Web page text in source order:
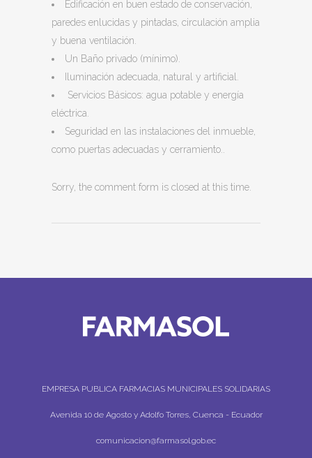
Edificación en buen estado de conservación,
paredes enlucidas y pintadas, circulación amplia
y buena ventilación.
Un Baño privado (mínimo).
Iluminación adecuada, natural y artificial.
Servicios Básicos: agua potable y energía
eléctrica.
Seguridad en las instalaciones del inmueble,
como puertas adecuadas y cerramiento..
Sorry, the comment form is closed at this time.
EMPRESA PUBLICA FARMACIAS MUNICIPALES SOLIDARIAS
Avenida 10 de Agosto y Adolfo Torres, Cuenca - Ecuador
comunicacion@farmasol.gob.ec